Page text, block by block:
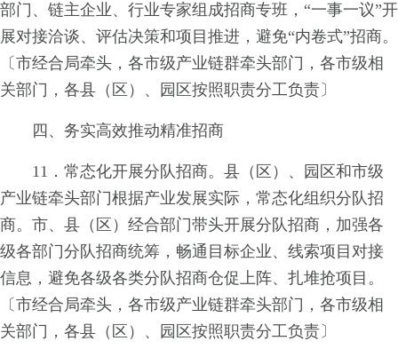
部门、链主企业、行业专家组成招商专班，“一事一议”开
展对接洽谈、评估决策和项目推进，避免“内卷式”招商。
〔市经合局牵头，各市级产业链群牵头部门，各市级相
关部门，各县（区）、园区按照职责分工负责〕
四、务实高效推动精准招商
11．常态化开展分队招商。县（区）、园区和市级
产业链牵头部门根据产业发展实际，常态化组织分队招
商。市、县（区）经合部门带头开展分队招商，加强各
级各部门分队招商统筹，畅通目标企业、线索项目对接
信息，避免各级各类分队招商仓促上阵、扎堆抢项目。
〔市经合局牵头，各市级产业链群牵头部门，各市级相
关部门，各县（区）、园区按照职责分工负责〕